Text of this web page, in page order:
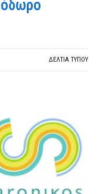
ΔΕΛΤΙΑ ΤΥΠΟΥ